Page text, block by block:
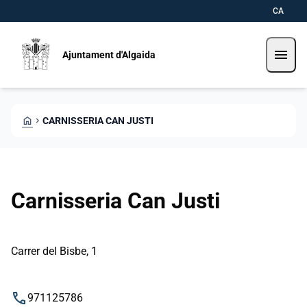
CA
Ajuntament d'Algaida menu
HOME CHEVRON_RIGHT CARNISSERIA CAN JUSTI
Carnisseria Can Justi
Carrer del Bisbe, 1
phone971125786